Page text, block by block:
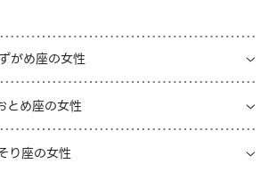
め座の女性
め座の女性
座の女性